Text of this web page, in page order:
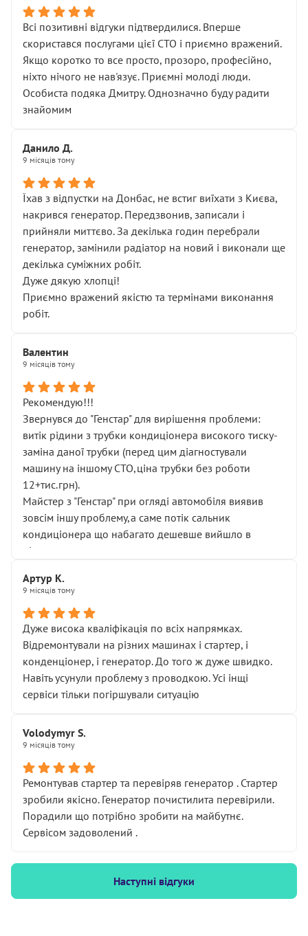
Всі позитивні відгуки підтвердилися. Вперше
скористався послугами цієї СТО і приємно вражений.
Якщо коротко то все просто, прозоро, професійно,
ніхто нічого не нав'язує. Приємні молоді люди.
Особиста подяка Дмитру. Однозначно буду радити
знайомим
Данило Д.
9 місяців тому
Їхав з відпустки на Донбас, не встиг виїхати з Києва,
накрився генератор. Передзвонив, записали і
прийняли миттєво. За декілька годин перебрали
генератор, замінили радіатор на новий і виконали ще
декілька суміжних робіт.
Дуже дякую хлопці!
Приємно вражений якістю та термінами виконання
робіт.
Валентин
9 місяців тому
Рекомендую!!!
Звернувся до "Генстар" для вирішення проблеми:
витік рідини з трубки кондиціонера високого тиску-
заміна даної трубки (перед цим діагностували
машину на іншому СТО,ціна трубки без роботи
12+тис.грн).
Майстер з "Генстар" при огляді автомобіля виявив
зовсім іншу проблему,а саме потік сальник
кондиціонера що набагато дешевше вийшло в
підсумку.
Артур К.
9 місяців тому
Дуже висока кваліфікація по всіх напрямках.
Відремонтували на різних машинах і стартер, і
конденціонер, і генератор. До того ж дуже швидко.
Навіть усунули проблему з проводкою. Усі інщі
сервіси тільки погіршували ситуацію
Volodymyr S.
9 місяців тому
Ремонтував стартер та перевіряв генератор . Стартер
зробили якісно. Генератор почистилита перевірили.
Порадили що потрібно зробити на майбутнє.
Сервісом задоволений .
Наступні відгуки